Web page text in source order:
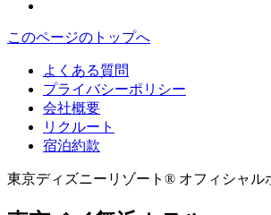
このページのトップへ
よくある質問
プライバシーポリシー
会社概要
リクルート
宿泊約款
東京ディズニーリゾート® オフィシャル